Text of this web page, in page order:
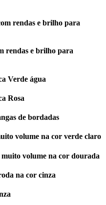
rendas e brilho para
rendas e brilho para
Verde água
Rosa
de bordadas
volume na cor verde claro
volume na cor dourada
na cor cinza